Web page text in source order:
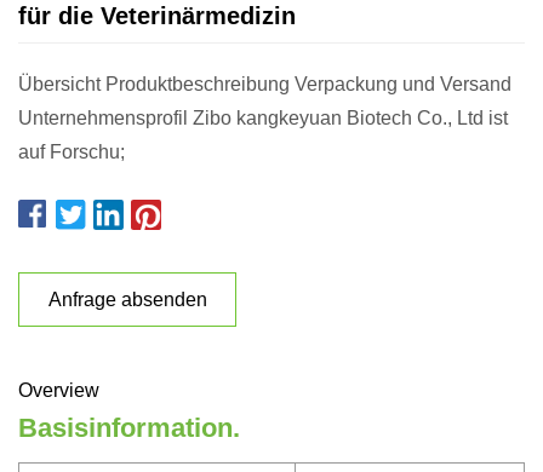
für die Veterinärmedizin
Übersicht Produktbeschreibung Verpackung und Versand
Unternehmensprofil Zibo kangkeyuan Biotech Co., Ltd ist
auf Forschu;
Anfrage absenden
Overview
Basisinformation.